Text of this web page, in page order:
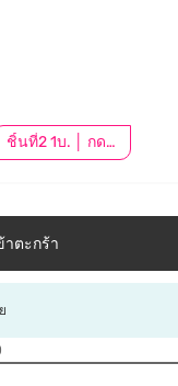
ชิ้นที่2 1บ. │ กดสินค้า 2 ชิ้นเพื่อรับโปรโมชันนี้
าตะกร้า